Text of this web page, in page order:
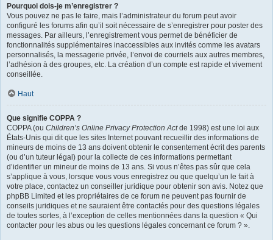
Pourquoi dois-je m’enregistrer ?
Vous pouvez ne pas le faire, mais l’administrateur du forum peut avoir
configuré les forums afin qu’il soit nécessaire de s’enregistrer pour poster des
messages. Par ailleurs, l’enregistrement vous permet de bénéficier de
fonctionnalités supplémentaires inaccessibles aux invités comme les avatars
personnalisés, la messagerie privée, l’envoi de courriels aux autres membres,
l’adhésion à des groupes, etc. La création d’un compte est rapide et vivement
conseillée.
Haut
Que signifie COPPA ?
COPPA (ou Children’s Online Privacy Protection Actde 1998) est une loi aux
États-Unis qui dit que les sites Internet pouvant recueillir des informations de
mineurs de moins de 13 ans doivent obtenir le consentement écrit des parents
(ou d’un tuteur légal) pour la collecte de ces informations permettant
d’identifier un mineur de moins de 13 ans. Si vous n’êtes pas sûr que cela
s’applique à vous, lorsque vous vous enregistrez ou que quelqu’un le fait à
votre place, contactez un conseiller juridique pour obtenir son avis. Notez que
phpBB Limited et les propriétaires de ce forum ne peuvent pas fournir de
conseils juridiques et ne sauraient être contactés pour des questions légales
de toutes sortes, à l’exception de celles mentionnées dans la question « Qui
contacter pour les abus ou les questions légales concernant ce forum ? ».